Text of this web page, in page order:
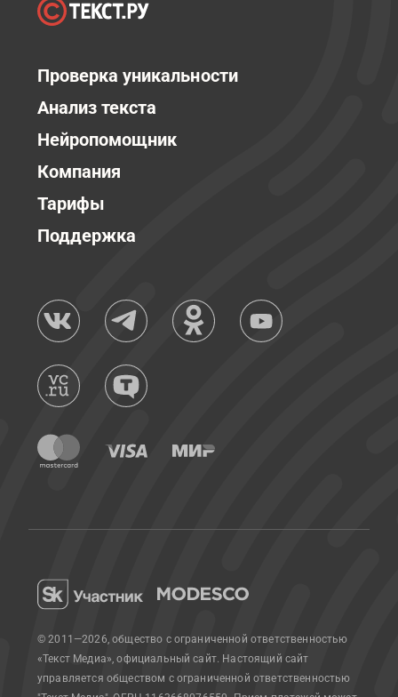
Проверка уникальности
Анализ текста
Нейропомощник
Компания
Тарифы
Поддержка
© 2011—2026, общество с ограниченной ответственностью
«Текст Медиа», официальный сайт. Настоящий сайт
управляется обществом с ограниченной ответственностью